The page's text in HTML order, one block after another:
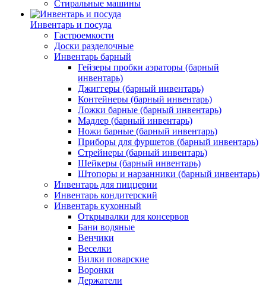
Стиральные машины
Инвентарь и посуда
Гастроемкости
Доски разделочные
Инвентарь барный
Гейзеры пробки аэраторы (барный
инвентарь)
Джиггеры (барный инвентарь)
Контейнеры (барный инвентарь)
Ложки барные (барный инвентарь)
Мадлер (барный инвентарь)
Ножи барные (барный инвентарь)
Приборы для фуршетов (барный инвентарь)
Стрейнеры (барный инвентарь)
Шейкеры (барный инвентарь)
Штопоры и нарзанники (барный инвентарь)
Инвентарь для пиццерии
Инвентарь кондитерский
Инвентарь кухонный
Открывалки для консервов
Бани водяные
Венчики
Веселки
Вилки поварские
Воронки
Держатели